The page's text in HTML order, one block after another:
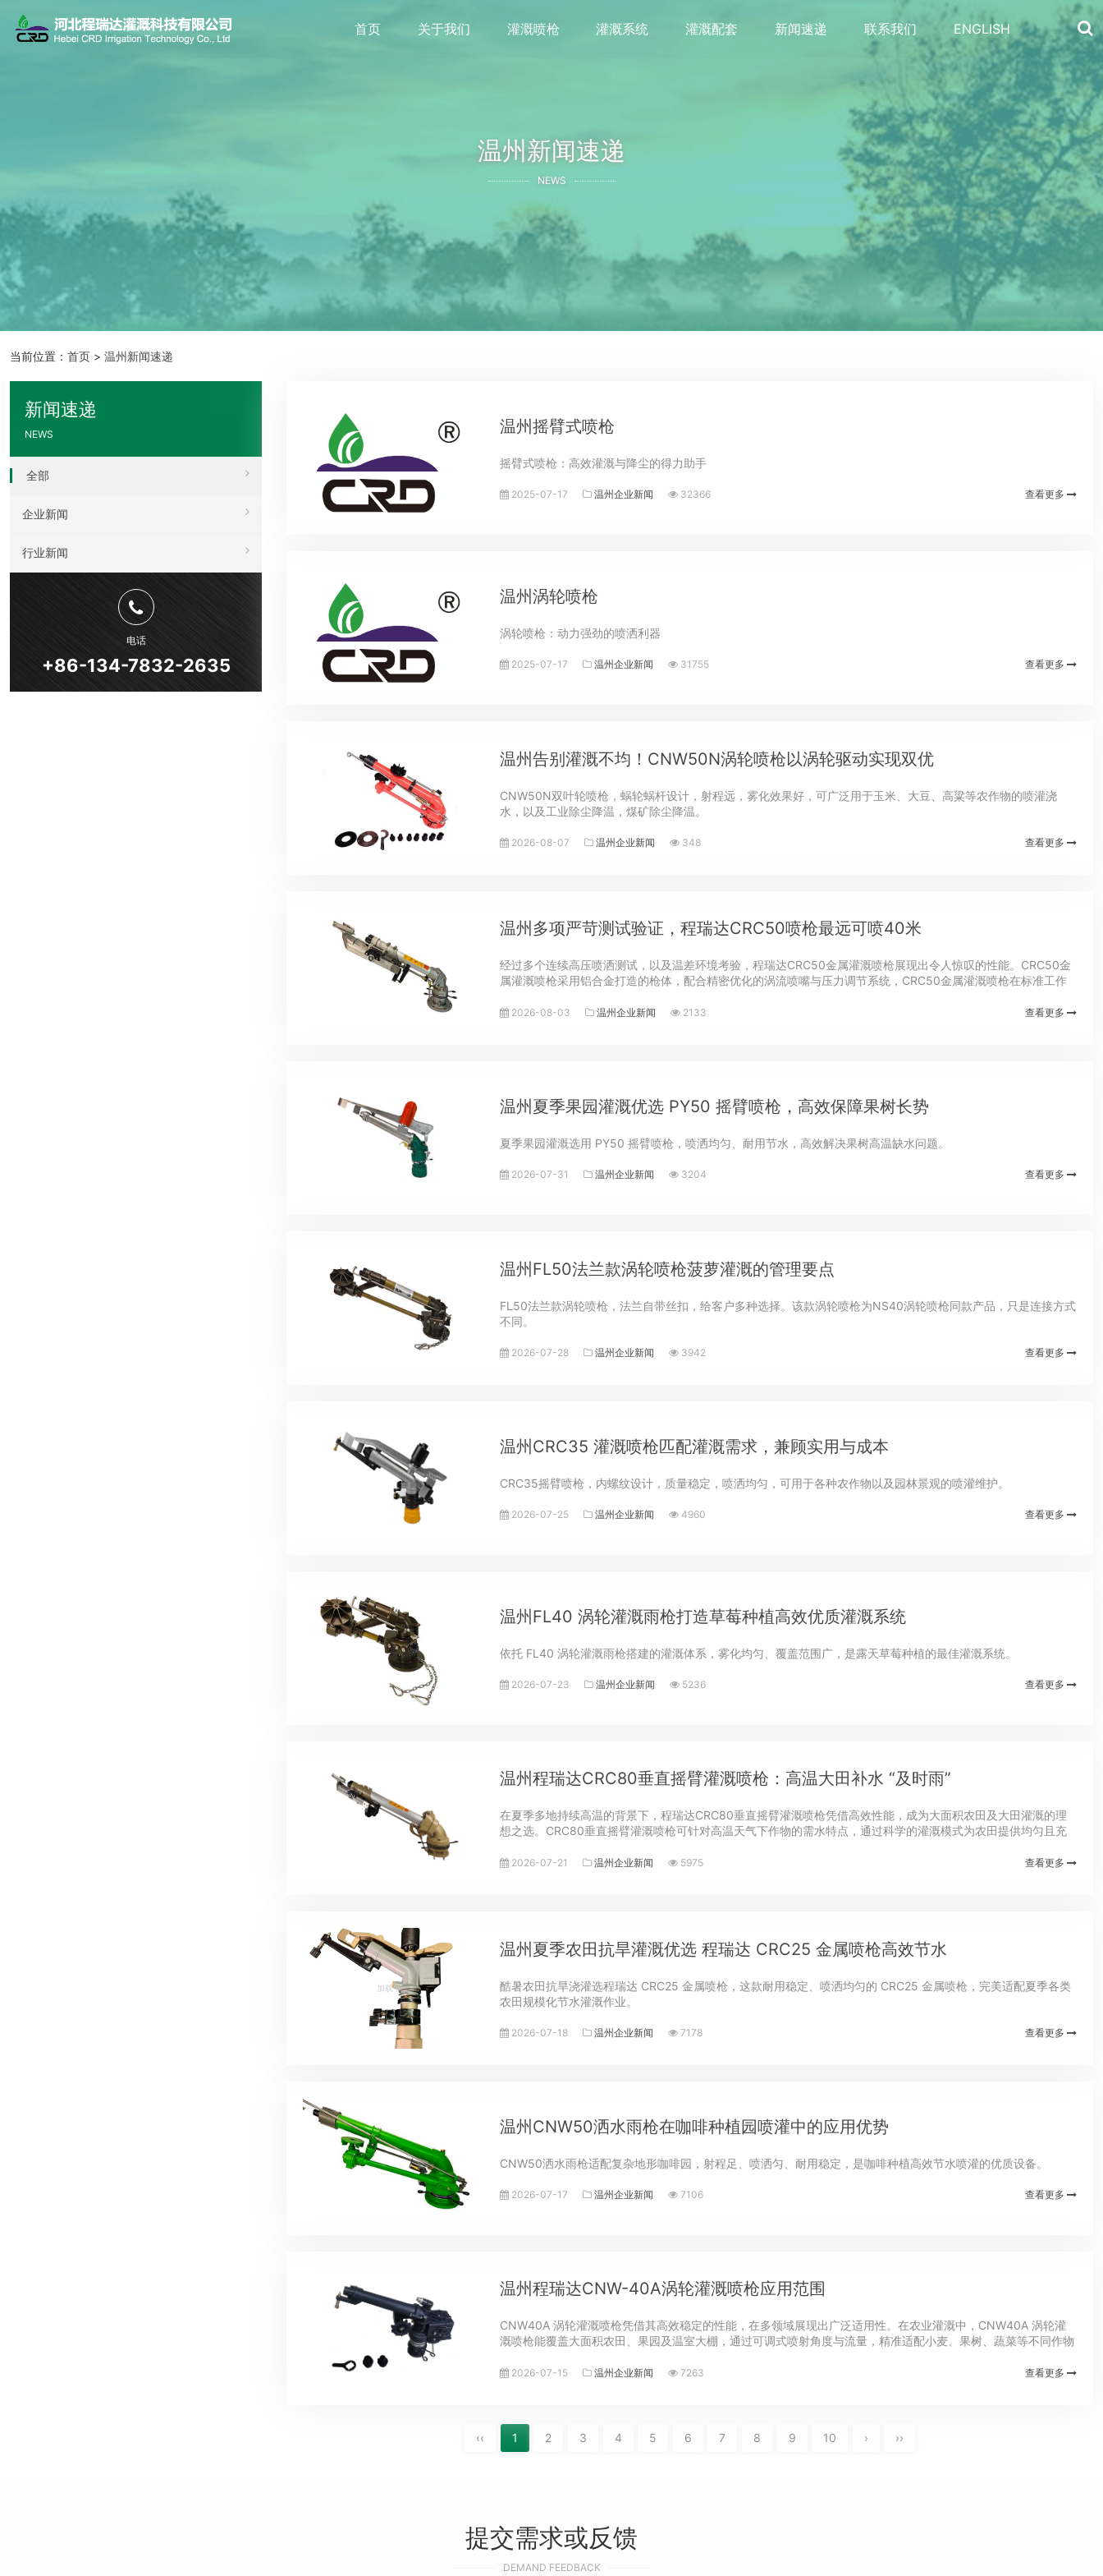
首页 关于我们 灌溉喷枪 灌溉系统 灌溉配套 新闻速递 联系我们 ENGLISH
温州新闻速递
NEWS
当前位置： 首页 > 温州新闻速递
新闻速递
NEWS
全部
企业新闻
行业新闻
电话
+86-134-7832-2635
温州摇臂式喷枪
摇臂式喷枪：高效灌溉与降尘的得力助手​
查看更多
2025-07-17 温州企业新闻 32366
温州涡轮喷枪
涡轮喷枪：动力强劲的喷洒利器
查看更多
2025-07-17 温州企业新闻 31755
温州告别灌溉不均！CNW50N涡轮喷枪以涡轮驱动实现双优
CNW50N双叶轮喷枪，蜗轮蜗杆设计，射程远，雾化效果好，可广泛用于玉米、大豆、高粱等农作物的喷灌浇
水，以及工业除尘降温，煤矿除尘降温。
查看更多
2026-08-07 温州企业新闻 348
温州多项严苛测试验证，程瑞达CRC50喷枪最远可喷40米
经过多个连续高压喷洒测试，以及温差环境考验，程瑞达CRC50金属灌溉喷枪展现出令人惊叹的性能。CRC50金
属灌溉喷枪采用铝合金打造的枪体，配合精密优化的涡流喷嘴与压力调节系统，CRC50金属灌溉喷枪在标准工作
查看更多
2026-08-03 温州企业新闻 2133
温州夏季果园灌溉优选 PY50 摇臂喷枪，高效保障果树长势
夏季果园灌溉选用 PY50 摇臂喷枪，喷洒均匀、耐用节水，高效解决果树高温缺水问题。
查看更多
2026-07-31 温州企业新闻 3204
温州FL50法兰款涡轮喷枪菠萝灌溉的管理要点
FL50法兰款涡轮喷枪，法兰自带丝扣，给客户多种选择。该款涡轮喷枪为NS40涡轮喷枪同款产品，只是连接方式
不同。
查看更多
2026-07-28 温州企业新闻 3942
温州CRC35 灌溉喷枪匹配灌溉需求，兼顾实用与成本
CRC35摇臂喷枪，内螺纹设计，质量稳定，喷洒均匀，可用于各种农作物以及园林景观的喷灌维护。
查看更多
2026-07-25 温州企业新闻 4960
温州FL40 涡轮灌溉雨枪打造草莓种植高效优质灌溉系统
依托 FL40 涡轮灌溉雨枪搭建的灌溉体系，雾化均匀、覆盖范围广，是露天草莓种植的最佳灌溉系统。
查看更多
2026-07-23 温州企业新闻 5236
温州程瑞达CRC80垂直摇臂灌溉喷枪：高温大田补水 “及时雨”
在夏季多地持续高温的背景下，程瑞达CRC80垂直摇臂灌溉喷枪凭借高效性能，成为大面积农田及大田灌溉的理
想之选。CRC80垂直摇臂灌溉喷枪可针对高温天气下作物的需水特点，通过科学的灌溉模式为农田提供均匀且充
查看更多
2026-07-21 温州企业新闻 5975
温州夏季农田抗旱灌溉优选 程瑞达 CRC25 金属喷枪高效节水
酷暑农田抗旱浇灌选程瑞达 CRC25 金属喷枪，这款耐用稳定、喷洒均匀的 CRC25 金属喷枪，完美适配夏季各类
农田规模化节水灌溉作业。
查看更多
2026-07-18 温州企业新闻 7178
温州CNW50洒水雨枪在咖啡种植园喷灌中的应用优势
CNW50洒水雨枪适配复杂地形咖啡园，射程足、喷洒匀、耐用稳定，是咖啡种植高效节水喷灌的优质设备。
查看更多
2026-07-17 温州企业新闻 7106
温州程瑞达CNW-40A涡轮灌溉喷枪应用范围
CNW40A 涡轮灌溉喷枪凭借其高效稳定的性能，在多领域展现出广泛适用性。在农业灌溉中，CNW40A 涡轮灌
溉喷枪能覆盖大面积农田、果园及温室大棚，通过可调式喷射角度与流量，精准适配小麦、果树、蔬菜等不同作物
查看更多
2026-07-15 温州企业新闻 7263
‹‹ 1 2 3 4 5 6 7 8 9 10 › ››
提交需求或反馈
DEMAND FEEDBACK